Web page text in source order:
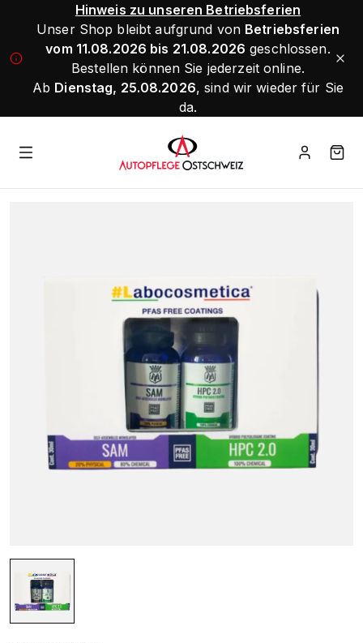
Hinweis zu unseren Betriebsferien
Unser Shop bleibt aufgrund von Betriebsferien
vom 11.08.2026 bis 21.08.2026 geschlossen.
Bestellen können Sie jederzeit online.
Ab Dienstag, 25.08.2026, sind wir wieder für Sie
da.